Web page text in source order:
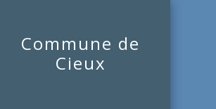
Commune de
Cieux